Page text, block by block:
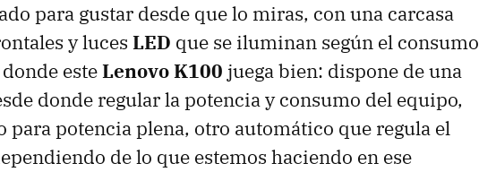
para gustar desde que lo miras, con una carcasa
y luces LED que se iluminan según el consumo
esteLenovo K100 juega bien: dispone de una
donde regular la potencia y consumo del equipo,
para potencia plena, otro automático que regula el
de lo que estemos haciendo en ese